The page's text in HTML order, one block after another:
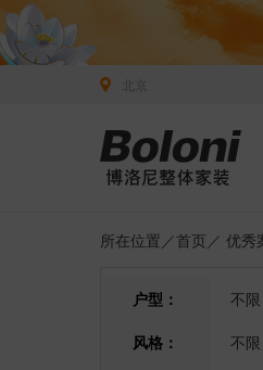
所在位置／首页 ／ 优秀
户型： 不限
风格：
不限